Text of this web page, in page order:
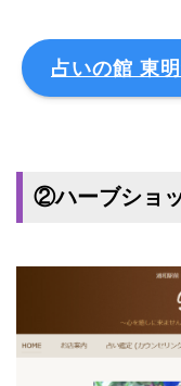
占いの館 東
②ハーブショ